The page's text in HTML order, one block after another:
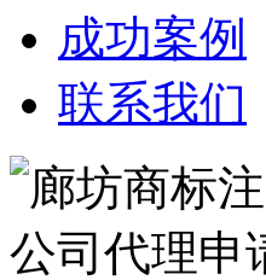
成功案例
联系我们